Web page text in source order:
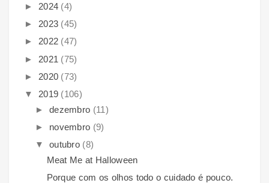
► 2024 (4)
► 2023 (45)
► 2022 (47)
► 2021 (75)
► 2020 (73)
▼ 2019 (106)
► dezembro (11)
► novembro (9)
▼ outubro (8)
Meat Me at Halloween
Porque com os olhos todo o cuidado é pouco.